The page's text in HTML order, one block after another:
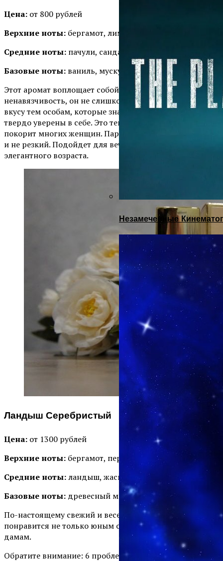
Незамеченные
Цена: от 800 рублей
Верхние ноты: бергамот, лимон
Средние ноты: пачули, сандал, ладан, ладанник
Базовые ноты: ваниль, мускус
Этот аромат воплощает собой сдержанность и
ненавязчивость, он не слишком яркий и придется по
вкусу тем особам, которые знают, чего хотят от жизни и
твердо уверены в себе. Это теплый аромат, который
покорит многих женщин. Парфюм достаточно стойкий
и не резкий. Подойдет для вечернего выхода дам
элегантного возраста.
Ландыш Серебристый
Цена: от 1300 рублей
Верхние ноты: бергамот, персик, груша
Средние ноты:ландыш, жасмин, жимолость
Базовые ноты: древесный мох, сандал, слива
По-настоящему свежий и весенний аромат, который
понравится не только юным особам, но и зрелым
дамам.
Обратите внимание: 6 проблем, которые поймут